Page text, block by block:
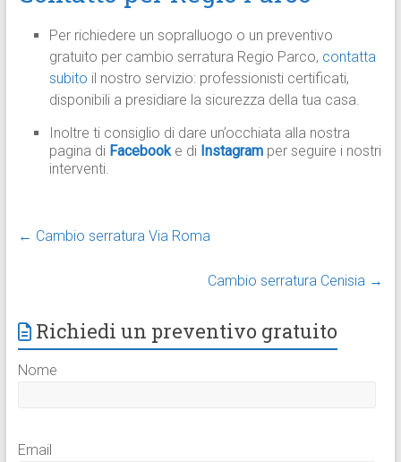
Per richiedere un sopralluogo o un preventivo
gratuito per cambio serratura Regio Parco, contatta
subito il nostro servizio: professionisti certificati,
disponibili a presidiare la sicurezza della tua casa.
Inoltre ti consiglio di dare un’occhiata alla nostra
pagina di Facebook e di Instagram per seguire i nostri
interventi.
← Cambio serratura Via Roma
Cambio serratura Cenisia →
Richiedi un preventivo gratuito
Nome
Email